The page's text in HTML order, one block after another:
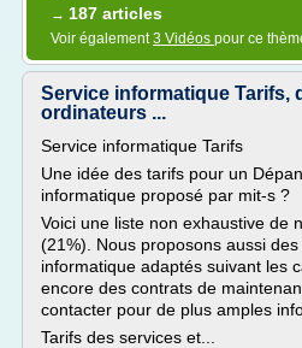
→ 187 articles
Voir également3 Vidéos pour ce
Service informatique Tarifs,
ordinateurs ...
Service informatique Tarifs
Une idée des tarifs pour un
informatique proposé par mit-s ?
Voici une liste non exhaustive de
(21%). Nous proposons aussi
informatique adaptés suivant les
encore des contrats de
contacter pour de plus amples
Tarifs des services et...